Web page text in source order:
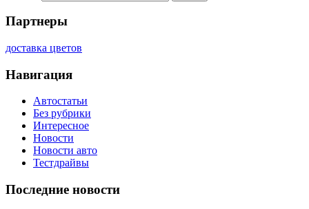
Партнеры
доставка цветов
Навигация
Автостатьи
Без рубрики
Интересное
Новости
Новости авто
Тестдрайвы
Последние новости